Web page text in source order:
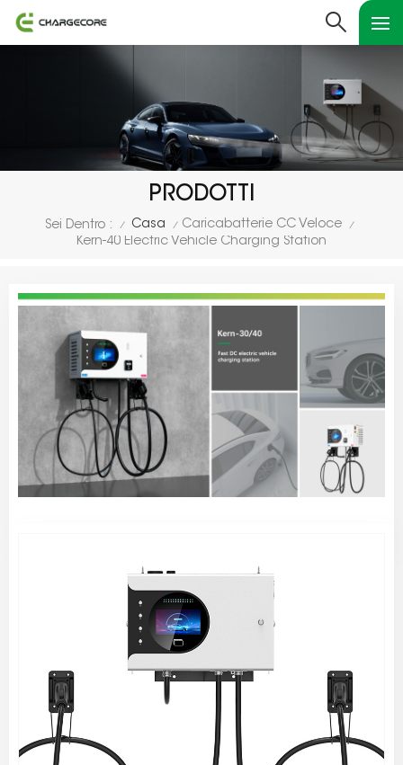
PRODOTTI
Sei Dentro : / Casa / Caricabatterie CC Veloce /
Kern-40 Electric Vehicle Charging Station